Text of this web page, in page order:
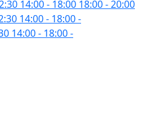
14:00 - 18:00 18:00 - 20:00
14:00 - 18:00-
14:00 - 18:00-